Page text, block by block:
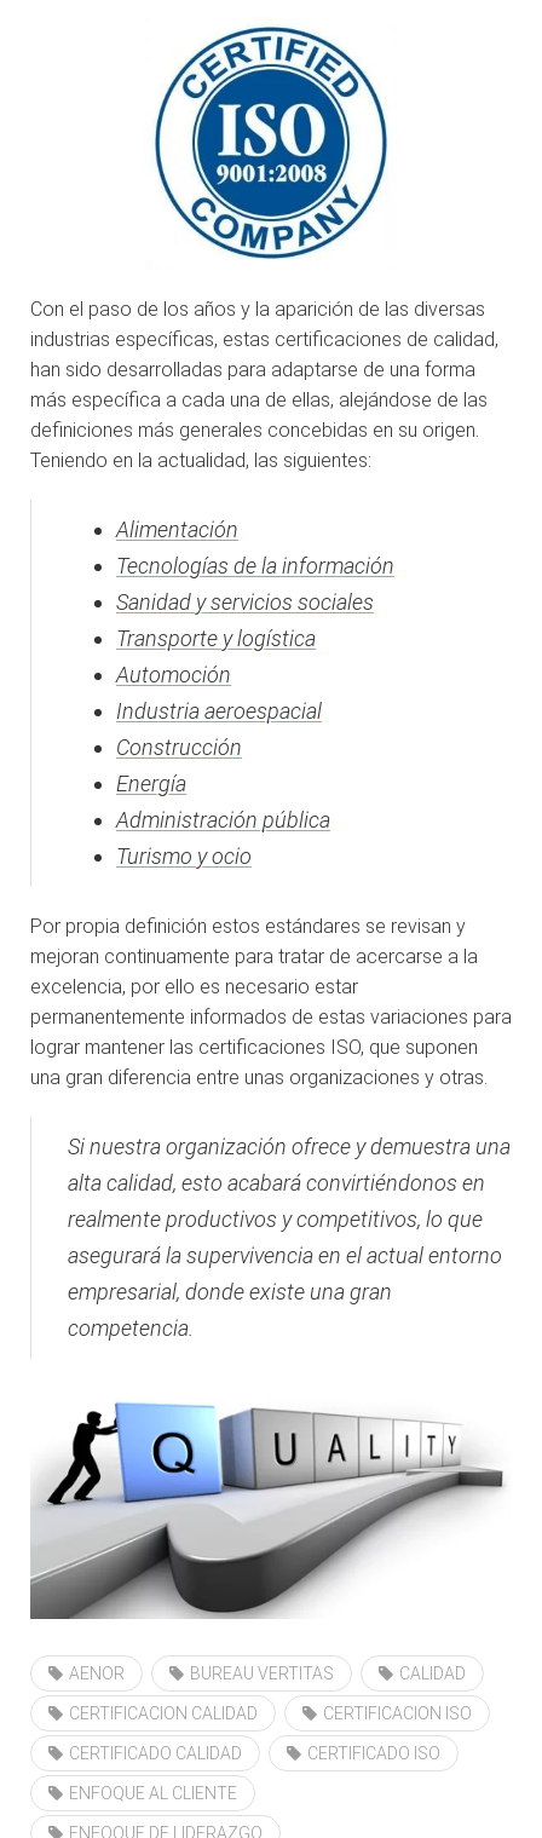
Con el paso de los años y la aparición de las diversas
industrias específicas, estas certificaciones de calidad,
han sido desarrolladas para adaptarse de una forma
más específica a cada una de ellas, alejándose de las
definiciones más generales concebidas en su origen.
Teniendo en la actualidad, las siguientes:
Alimentación
Tecnologías de la información
Sanidad y servicios sociales
Transporte y logística
Automoción
Industria aeroespacial
Construcción
Energía
Administración pública
Turismo y ocio
Por propia definición estos estándares se revisan y
mejoran continuamente para tratar de acercarse a la
excelencia, por ello es necesario estar
permanentemente informados de estas variaciones para
lograr mantener las certificaciones ISO, que suponen
una gran diferencia entre unas organizaciones y otras.
Si nuestra organización ofrece y demuestra una
alta calidad, esto acabará convirtiéndonos en
realmente productivos y competitivos, lo que
asegurará la supervivencia en el actual entorno
empresarial, donde existe una gran
competencia.
AENOR BUREAU VERTITAS CALIDAD
CERTIFICACION CALIDAD CERTIFICACION ISO
CERTIFICADO CALIDAD CERTIFICADO ISO
ENFOQUE AL CLIENTE
ENFOQUE DE LIDERAZGO